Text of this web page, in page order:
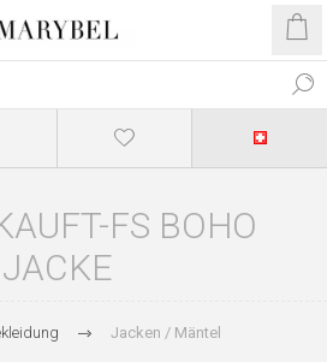
FS BOHO
JACKE
Jacken / Mäntel